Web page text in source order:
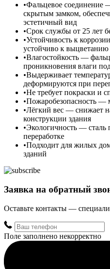
Фальцевое соединение
скрытым замком,
эстетичный вид
Срок службы от 25 лет
Устойчивость к
устойчиво к
Влагостойкость —
проникновения влаги
Выдерживает
деформируются при
Не требует покраски и
Пожаробезопасность —
Лёгкий вес — снижает
конструкции здания
Экологичность — сталь
переработке
Подходит для жилых
зданий
Заявка на обратный
Оставьте контакты —
Поле заполнено некорректно